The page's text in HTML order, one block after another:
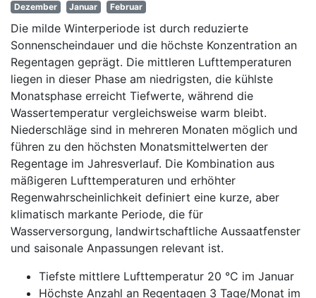
Dezember Januar Februar
Die milde Winterperiode ist durch reduzierte
Sonnenscheindauer und die höchste Konzentration an
Regentagen geprägt. Die mittleren Lufttemperaturen
liegen in dieser Phase am niedrigsten, die kühlste
Monatsphase erreicht Tiefwerte, während die
Wassertemperatur vergleichsweise warm bleibt.
Niederschläge sind in mehreren Monaten möglich und
führen zu den höchsten Monatsmittelwerten der
Regentage im Jahresverlauf. Die Kombination aus
mäßigeren Lufttemperaturen und erhöhter
Regenwahrscheinlichkeit definiert eine kurze, aber
klimatisch markante Periode, die für
Wasserversorgung, landwirtschaftliche Aussaatfenster
und saisonale Anpassungen relevant ist.
Tiefste mittlere Lufttemperatur 20 °C im Januar
Höchste Anzahl an Regentagen 3 Tage/Monat im